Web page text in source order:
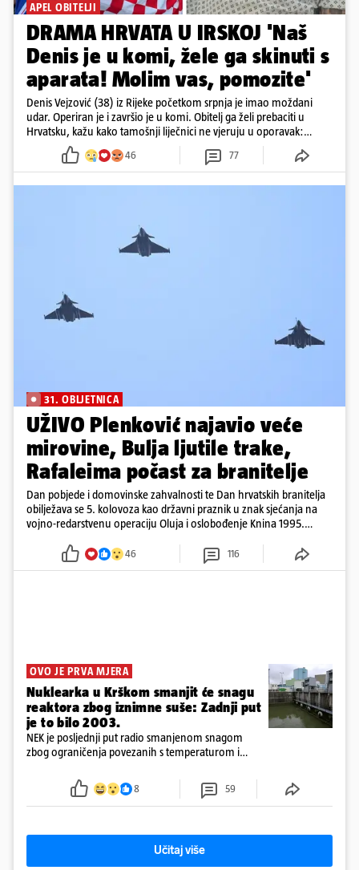
APEL OBITELJI
DRAMA HRVATA U IRSKOJ 'Naš
Denis je u komi, žele ga skinuti s
aparata! Molim vas, pomozite'
Denis Vejzović (38) iz Rijeke početkom srpnja je imao moždani
udar. Operiran je i završio je u komi. Obitelj ga želi prebaciti u
Hrvatsku, kažu kako tamošnji liječnici ne vjeruju u oporavak:
'Imamo 72 sata'
46 77
31. OBLJETNICA
UŽIVO Plenković najavio veće
mirovine, Bulja ljutile trake,
Rafaleima počast za branitelje
Dan pobjede i domovinske zahvalnosti te Dan hrvatskih branitelja
obilježava se 5. kolovoza kao državni praznik u znak sjećanja na
vojno-redarstvenu operaciju Oluja i oslobođenje Knina 1995.
46 116
OVO JE PRVA MJERA
Nuklearka u Krškom smanjit će snagu
reaktora zbog iznimne suše: Zadnji put
je to bilo 2003.
NEK je posljednji put radio smanjenom snagom
zbog ograničenja povezanih s temperaturom i
smanjenje snage bilo potrebno više od 90 dana.
8 59
Učitaj više